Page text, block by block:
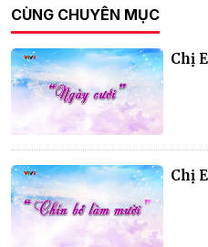
CÙNG CHUYÊN MỤC
Chị
Chị